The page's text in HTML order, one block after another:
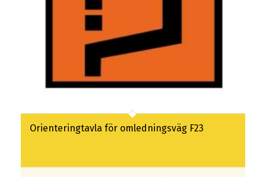
Orienteringtavla för omledningsväg F23